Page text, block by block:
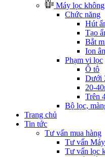
Máy lọc
Chức năng
Hút
Tạo
Bắt
Ion
Phạm vi lọc
Ô tô
Dưới
20-
Trên
Bộ lọc,
Trang chủ
Tin tức
Tư vấn mua hàng
Tư vấn
Tư vấn lọc